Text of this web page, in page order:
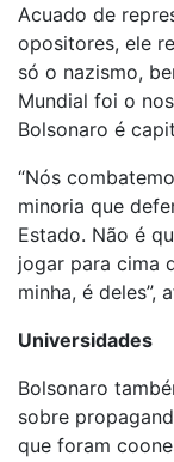
Acuado de
opositores, ele
só o nazismo,
Mundial foi o
Bolsonaro é
“Nós
minoria que
Estado. Não é
jogar para cima
minha, é deles”,
Universidades
Bolsonaro
sobre
que foram